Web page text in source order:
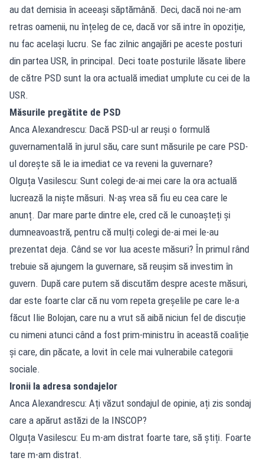
au dat demisia în aceeași săptămână. Deci, dacă noi ne-am
retras oamenii, nu înțeleg de ce, dacă vor să intre în opoziție,
nu fac același lucru. Se fac zilnic angajări pe aceste posturi
din partea USR, în principal. Deci toate posturile lăsate libere
de către PSD sunt la ora actuală imediat umplute cu cei de la
USR.
Măsurile pregătite de PSD
Anca Alexandrescu: Dacă PSD-ul ar reuși o formulă
guvernamentală în jurul său, care sunt măsurile pe care PSD-
ul dorește să le ia imediat ce va reveni la guvernare?
Olguța Vasilescu: Sunt colegi de-ai mei care la ora actuală
lucrează la niște măsuri. N-aș vrea să fiu eu cea care le
anunț. Dar mare parte dintre ele, cred că le cunoașteți și
dumneavoastră, pentru că mulți colegi de-ai mei le-au
prezentat deja. Când se vor lua aceste măsuri? În primul rând
trebuie să ajungem la guvernare, să reușim să investim în
guvern. După care putem să discutăm despre aceste măsuri,
dar este foarte clar că nu vom repeta greșelile pe care le-a
făcut Ilie Bolojan, care nu a vrut să aibă niciun fel de discuție
cu nimeni atunci când a fost prim-ministru în această coaliție
și care, din păcate, a lovit în cele mai vulnerabile categorii
sociale.
Ironii la adresa sondajelor
Anca Alexandrescu: Ați văzut sondajul de opinie, ați zis sondaj
care a apărut astăzi de la INSCOP?
Olguța Vasilescu: Eu m-am distrat foarte tare, să știți. Foarte
tare m-am distrat.